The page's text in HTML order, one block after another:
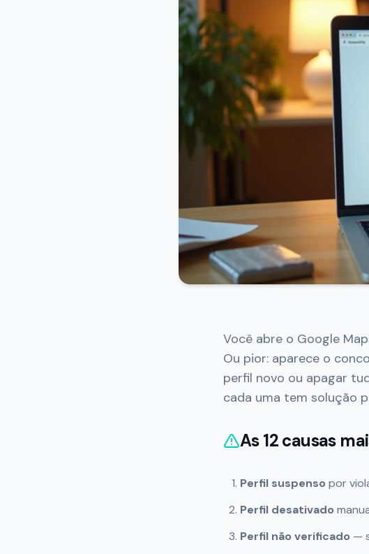
Você abre o Google
Ou pior: aparece o
perfil novo ou apagar
cada uma tem solução
As 12 causas
Perfil suspenso por
Perfil desativado
Perfil não verificado —